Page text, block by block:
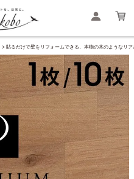
貼るだけで壁をリフォームできる、本物の木のようなリ